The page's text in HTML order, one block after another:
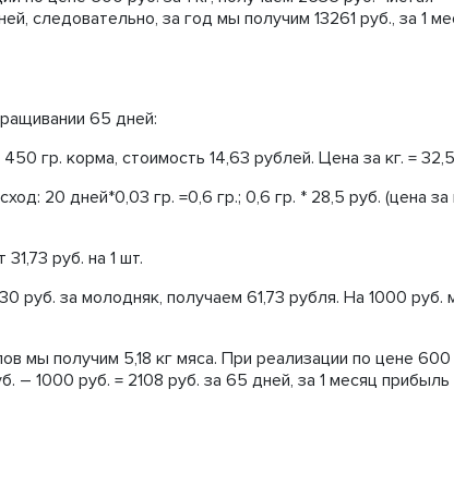
следовательно, за год мы получим 13261 руб., за 1
65 дней:
гр. корма, стоимость 14,63 рублей. Цена за кг. =
20 дней*0,03 гр. =0,6 гр.; 0,6 гр. * 28,5 руб. (цена за
руб. на 1 шт.
руб. за молодняк, получаем 61,73 рубля. На 1000 руб.
мы получим 5,18 кг мяса. При реализации по цене 600
– 1000 руб. = 2108 руб. за 65 дней, за 1 месяц прибыль